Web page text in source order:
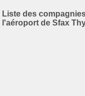
Liste des
l'aéroport de Sfax